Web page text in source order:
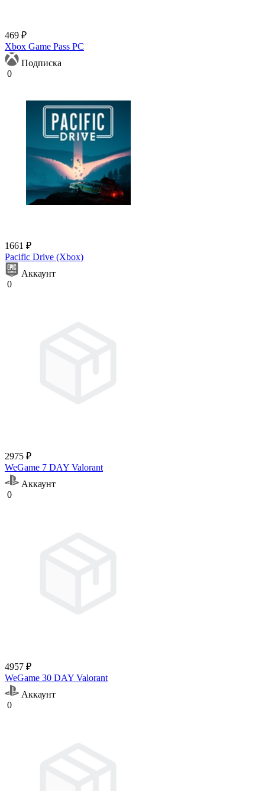
469 ₽
Xbox Game Pass PC
Подписка
0
1661 ₽
Pacific Drive (Xbox)
Аккаунт
0
2975 ₽
WeGame 7 DAY Valorant
Аккаунт
0
4957 ₽
WeGame 30 DAY Valorant
Аккаунт
0